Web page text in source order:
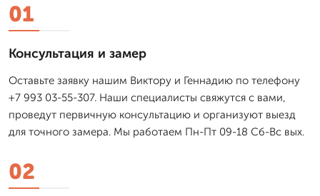
01
Консультация и замер
Оставьте заявку нашим Виктору и Геннадию по телефону
+7 993 03-55-307. Наши специалисты свяжутся с вами,
проведут первичную консультацию и организуют выезд
для точного замера. Мы работаем Пн-Пт 09-18 Сб-Вс вых.
02